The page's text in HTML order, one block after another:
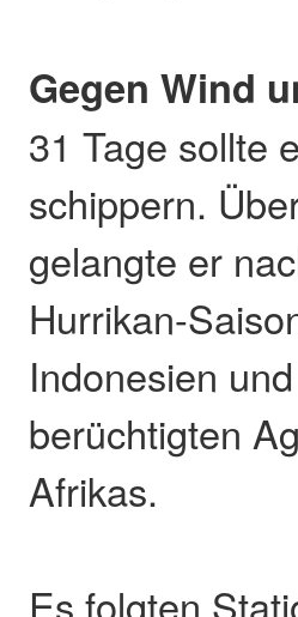
Gegen Wind
31 Tage sollte
schippern.
gelangte er
Hurrikan-
Indonesien
berüchtigten
Afrikas.
Es folgten